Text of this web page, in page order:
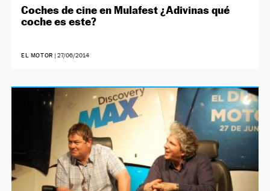
Coches de cine en Mulafest ¿Adivinas qué
coche es este?
EL MOTOR | 27/06/2014